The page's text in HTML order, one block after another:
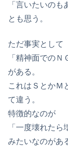
「言いたいのも
とも思う。
ただ事実として
「精神面でのＮ
がある。
これはＳとかＭ
て違う。
特徴的なのが
「一度壊れたら
みたいなのがあ